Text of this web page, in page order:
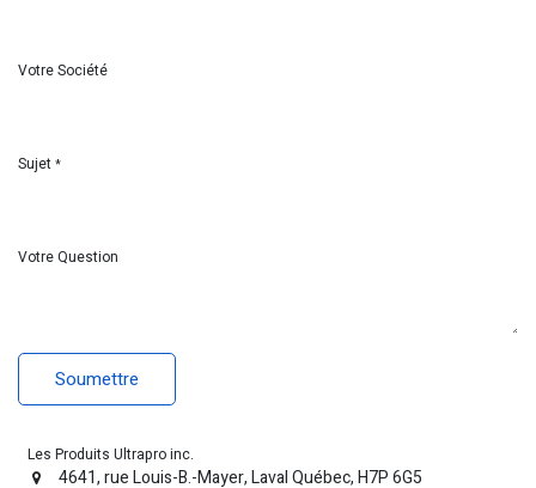
Votre Société
Sujet *
Votre Question
Soumettre
Les Produits Ultrapro inc.
4641, rue Louis-B.-Mayer, Laval Québec, H7P 6G5